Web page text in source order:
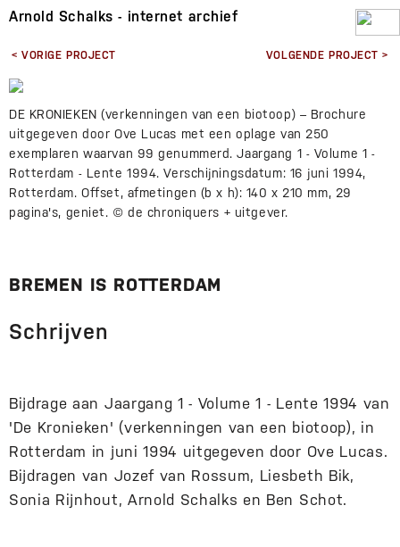
Arnold Schalks - internet archief
< VORIGE PROJECT VOLGENDE PROJECT >
DE KRONIEKEN (verkenningen van een biotoop) – Brochure
uitgegeven door Ove Lucas met een oplage van 250
exemplaren waarvan 99 genummerd. Jaargang 1 - Volume 1 -
Rotterdam - Lente 1994. Verschijningsdatum: 16 juni 1994,
Rotterdam. Offset, afmetingen (b x h): 140 x 210 mm, 29
pagina's, geniet. © de chroniquers + uitgever.
BREMEN IS ROTTERDAM
Schrijven
Bijdrage aan Jaargang 1 - Volume 1 - Lente 1994 van
'De Kronieken' (verkenningen van een biotoop), in
Rotterdam in juni 1994 uitgegeven door Ove Lucas.
Bijdragen van Jozef van Rossum, Liesbeth Bik,
Sonia Rijnhout, Arnold Schalks en Ben Schot.